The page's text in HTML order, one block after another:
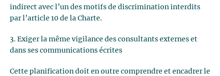
indirect avec l’un des motifs de discrimination interdits
par l’article 10 de la Charte.
3. Exiger la même vigilance des consultants externes et
dans ses communications écrites
Cette planification doit en outre comprendre et encadrer le